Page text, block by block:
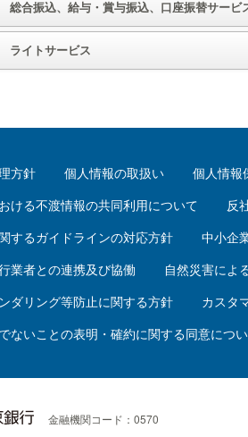
総合振込、給与・賞与振込、口座振替サービ
ライトサービス
方針 個人情報の取扱い 個人情報
ける不渡情報の共同利用について 反
するガイドラインの対応方針 中小企
業者との連携及び協働 自然災害によ
ダリング等防止に関する方針 カスタ
ないことの表明・確約に関する同意につ
金融機関コード：0570